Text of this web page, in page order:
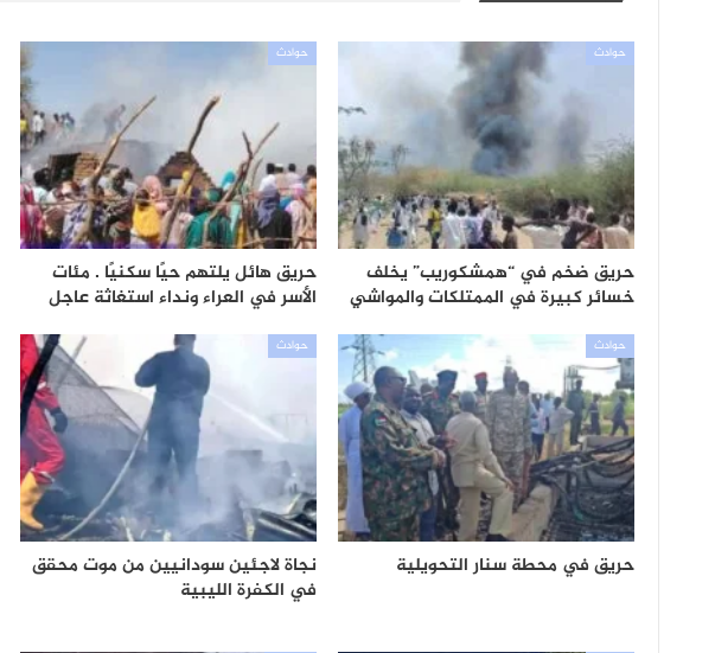
حوادث
حريق ضخم في “همشكوريب” يخلف
خسائر كبيرة في الممتلكات والمواشي
حوادث
حريق هائل يلتهم حيًا سكنيًا . مئات
الأسر في العراء ونداء استغاثة عاجل
حوادث
حريق في محطة سنار التحويلية
حوادث
نجاة لاجئين سودانيين من موت محقق
في الكفرة الليبية